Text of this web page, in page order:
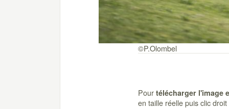
©P.Olombel
Pour télécharger l'image
en taille réelle puis clic